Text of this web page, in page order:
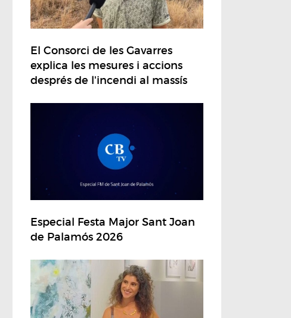
El Consorci de les Gavarres
explica les mesures i accions
després de l'incendi al massís
Especial Festa Major Sant Joan
de Palamós 2026